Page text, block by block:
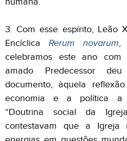
3. Com esse espírito, Leão
Encíclica Rerum novarum,
celebramos este ano
amado Predecessor
documento, àquela
economia e a política a
“Doutrina social da
contestavam que a Igreja